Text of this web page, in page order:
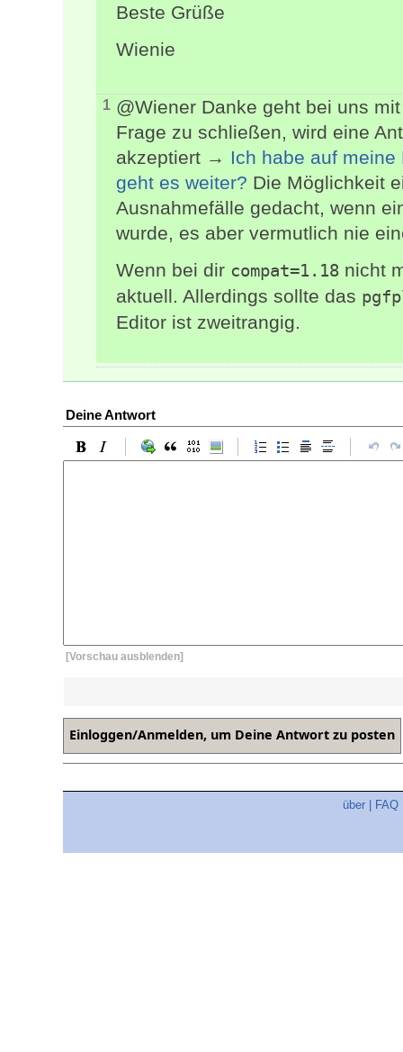
Beste Grüße
Wienie
1 @Wiener Danke geht bei uns
Frage zu schließen, wird eine
akzeptiert → Ich habe auf
geht es weiter? Die Möglichkeit
Ausnahmefälle gedacht, wenn
wurde, es aber vermutlich nie
Wenn bei dir compat=1.18 nicht
aktuell. Allerdings sollte das
Editor ist zweitrangig.
Deine Antwort
[Vorschau ausblenden]
über FAQ